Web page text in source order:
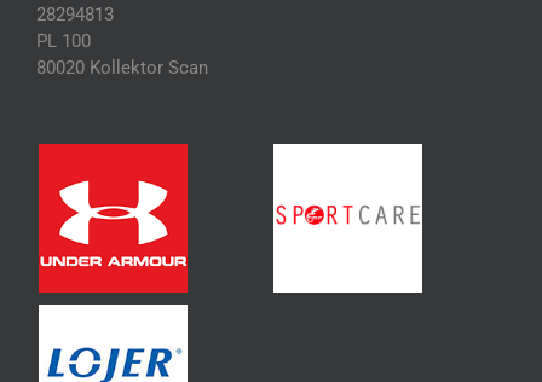
28294813
PL 100
80020 Kollektor Scan